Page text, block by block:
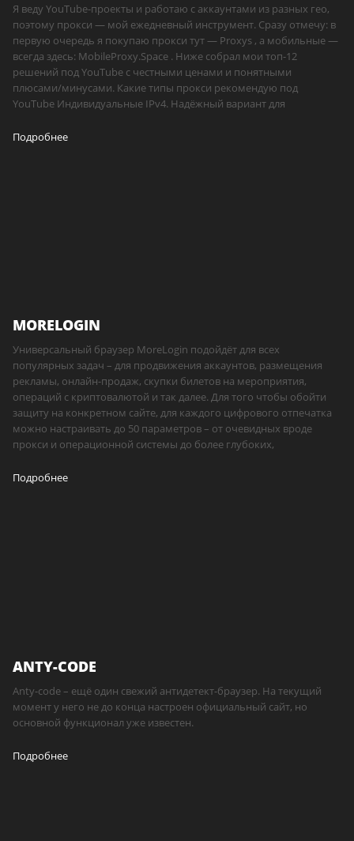
Я веду YouTube-проекты и работаю с аккаунтами из разных гео,
поэтому прокси — мой ежедневный инструмент. Сразу отмечу: в
первую очередь я покупаю прокси тут — Proxys , а мобильные —
всегда здесь: MobileProxy.Space . Ниже собрал мои топ-12
решений под YouTube с честными ценами и понятными
плюсами/минусами. Какие типы прокси рекомендую под
YouTube Индивидуальные IPv4. Надёжный вариант для
Подробнее
MORELOGIN
Универсальный браузер MoreLogin подойдёт для всех
популярных задач – для продвижения аккаунтов, размещения
рекламы, онлайн-продаж, скупки билетов на мероприятия,
операций с криптовалютой и так далее. Для того чтобы обойти
защиту на конкретном сайте, для каждого цифрового отпечатка
можно настраивать до 50 параметров – от очевидных вроде
прокси и операционной системы до более глубоких,
Подробнее
ANTY-CODE
Anty-code – ещё один свежий антидетект-браузер. На текущий
момент у него не до конца настроен официальный сайт, но
основной функционал уже известен.
Подробнее